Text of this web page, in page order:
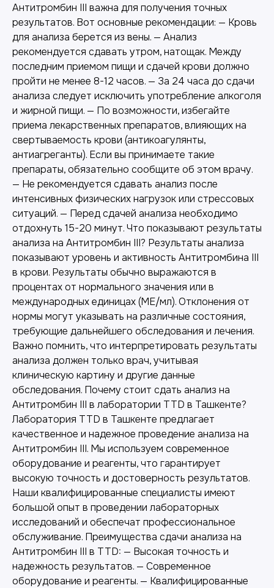
Антитромбин III важна для получения точных
результатов. Вот основные рекомендации: — Кровь
для анализа берется из вены. — Анализ
рекомендуется сдавать утром, натощак. Между
последним приемом пищи и сдачей крови должно
пройти не менее 8-12 часов. — За 24 часа до сдачи
анализа следует исключить употребление алкоголя
и жирной пищи. — По возможности, избегайте
приема лекарственных препаратов, влияющих на
свертываемость крови (антикоагулянты,
антиагреганты). Если вы принимаете такие
препараты, обязательно сообщите об этом врачу.
— Не рекомендуется сдавать анализ после
интенсивных физических нагрузок или стрессовых
ситуаций. — Перед сдачей анализа необходимо
отдохнуть 15-20 минут. Что показывают результаты
анализа на Антитромбин III? Результаты анализа
показывают уровень и активность Антитромбина III
в крови. Результаты обычно выражаются в
процентах от нормального значения или в
международных единицах (МЕ/мл). Отклонения от
нормы могут указывать на различные состояния,
требующие дальнейшего обследования и лечения.
Важно помнить, что интерпретировать результаты
анализа должен только врач, учитывая
клиническую картину и другие данные
обследования. Почему стоит сдать анализ на
Антитромбин III в лаборатории TTD в Ташкенте?
Лаборатория TTD в Ташкенте предлагает
качественное и надежное проведение анализа на
Антитромбин III. Мы используем современное
оборудование и реагенты, что гарантирует
высокую точность и достоверность результатов.
Наши квалифицированные специалисты имеют
большой опыт в проведении лабораторных
исследований и обеспечат профессиональное
обслуживание. Преимущества сдачи анализа на
Антитромбин III в TTD: — Высокая точность и
надежность результатов. — Современное
оборудование и реагенты. — Квалифицированные
Другие наши услуги